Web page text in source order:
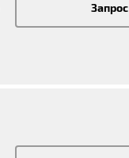
Запрос